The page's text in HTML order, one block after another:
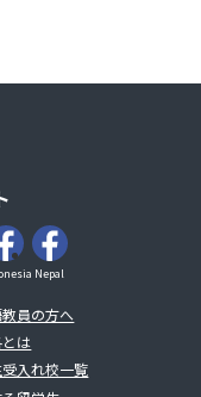
Nepal
員の方へ
は
入れ校一覧